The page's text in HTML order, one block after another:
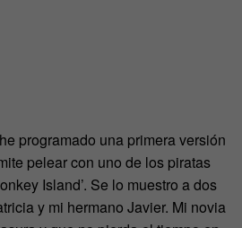
programado una primera versión
pelear con uno de los piratas
Island’. Se lo muestro a dos
y mi hermano Javier. Mi novia